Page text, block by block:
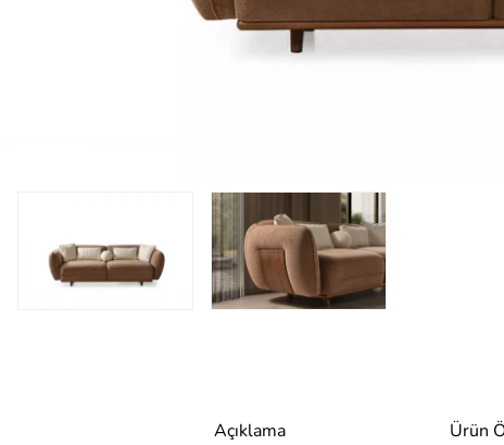
Açıklama Ürün